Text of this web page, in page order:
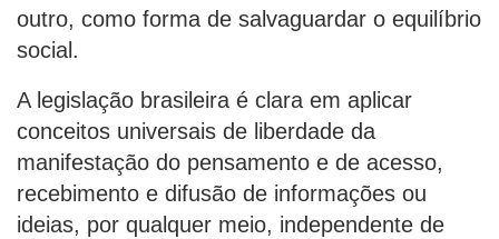
outro, como forma de salvaguardar o equilíbrio
social.
A legislação brasileira é clara em aplicar
conceitos universais de liberdade da
manifestação do pensamento e de acesso,
recebimento e difusão de informações ou
ideias, por qualquer meio, independente de